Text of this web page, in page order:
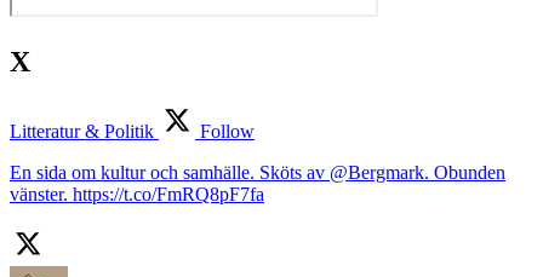
X
Litteratur & Politik
Follow
En sida om kultur och samhälle. Sköts av @Bergmark. Obunden
vänster. https://t.co/FmRQ8pF7fa